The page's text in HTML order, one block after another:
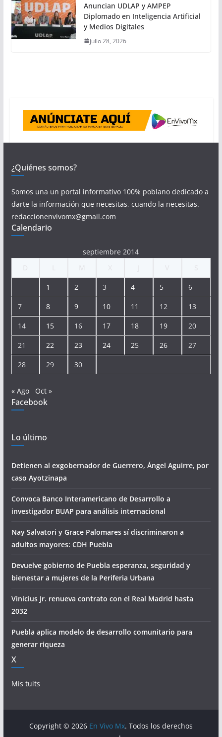
Anuncian UDLAP y AMPEP
Diplomado en Inteligencia Artificial
y Medios Digitales
julio 28, 2026
¿Quiénes somos?
Somos una un portal informativo 100% poblano dedicado a
darte la información que necesitas, cuando la necesitas.
redaccionenvivomx@gmail.com
Calendario
septiembre 2014
1 2 3 4 5 6
7 8 9 10 11 12 13
14 15 16 17 18 19 20
21 22 23 24 25 26 27
28 29 30
« Ago Oct »
Facebook
Lo último
Detienen al exgobernador de Guerrero, Ángel Aguirre, por
caso Ayotzinapa
Convoca Banco Interamericano de Desarrollo a
investigador BUAP para análisis internacional
Nay Salvatori y Grace Palomares sí discriminaron a
adultos mayores: CDH Puebla
Devuelve gobierno de Puebla esperanza, seguridad y
bienestar a mujeres de la Periferia Urbana
Vinicius Jr. renueva contrato con el Real Madrid hasta
2032
Puebla aplica modelo de desarrollo comunitario para
generar riqueza
X
Mis tuits
Copyright © 2026 En Vivo Mx. Todos los derechos